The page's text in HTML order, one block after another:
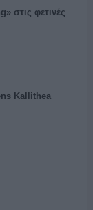
στις φετινές
Kallithea